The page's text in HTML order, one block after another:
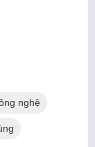
nghệ